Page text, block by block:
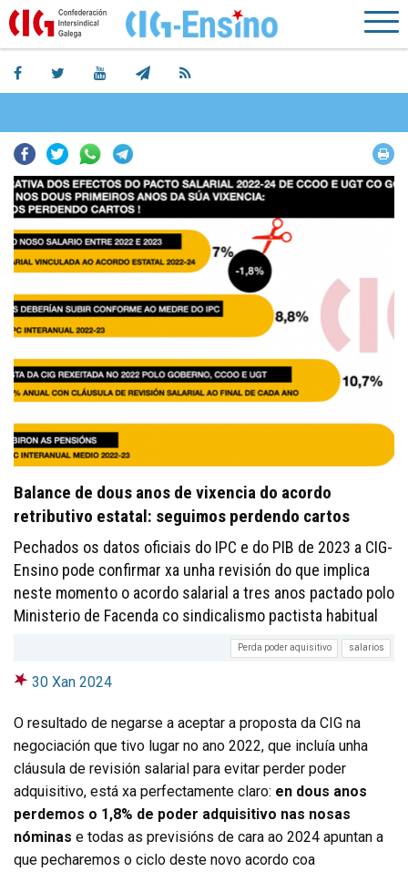
Facebook
TwitterWhatsapp
Balance de dous anos de vixencia do acordo
retributivo estatal: seguimos perdendo cartos
Pechados os datos oficiais do IPC e do PIB de 2023 a CIG-
Ensino pode confirmar xa unha revisión do que implica
neste momento o acordo salarial a tres anos pactado polo
Ministerio de Facenda co sindicalismo pactista habitual
Perda poder aquisitivo salarios
30 Xan 2024
O resultado de negarse a aceptar a proposta da CIG na
negociación que tivo lugar no ano 2022, que incluía unha
cláusula de revisión salarial para evitar perder poder
adquisitivo, está xa perfectamente claro: en dous anos
perdemos o 1,8% de poder adquisitivo nas nosas
nóminas e todas as previsións de cara ao 2024 apuntan a
que pecharemos o ciclo deste novo acordo coa